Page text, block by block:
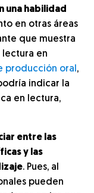
una habilidad
en otras áreas
que muestra
en
producción oral ,
indicar la
en lectura,
entre las
y las
. Pues, al
pueden